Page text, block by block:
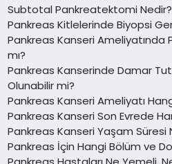
Subtotal Pankreatektomi Nedir?
Pankreas Kitlelerinde Biyopsi
Pankreas Kanseri Ameliyatında
mı?
Pankreas Kanserinde Damar
Olunabilir mi?
Pankreas Kanseri Ameliyatı
Pankreas Kanseri Son Evrede
Pankreas Kanseri Yaşam Süresi
Pankreas İçin Hangi Bölüm ve